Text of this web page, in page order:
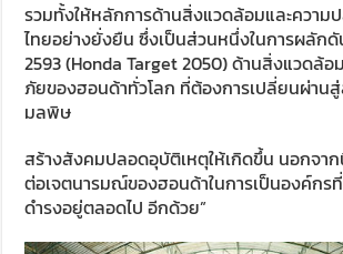
รวมทั้งให้หลักการด้านสิ่งแวดล้อมและควา
ไทยอย่างยั่งยืน ซึ่งเป็นส่วนหนึ่งในการผลักดั
2593 (Honda Target 2050) ด้านสิ่งแวดล้
ภัยของฮอนด้าทั่วโลก ที่ต้องการเปลี่ยนผ่าน
มลพิษ
สร้างสังคมปลอดอุบัติเหตุให้เกิดขึ้น นอกจา
ต่อเจตนารมณ์ของฮอนด้าในการเป็นองค์กร
ดำรงอยู่ตลอดไป อีกด้วย”